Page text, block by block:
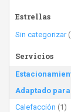
Estrellas
Sin categorizar
Servicios
Calefacción (1)